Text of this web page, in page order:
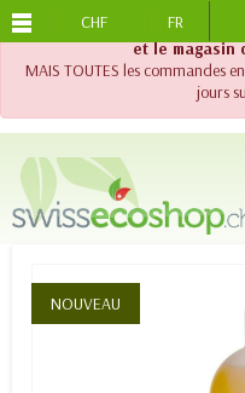
!! Important !! Jusqu'au 20
et le magasin
MAIS TOUTES les commandes
jours
CHF FR
NOUVEAU